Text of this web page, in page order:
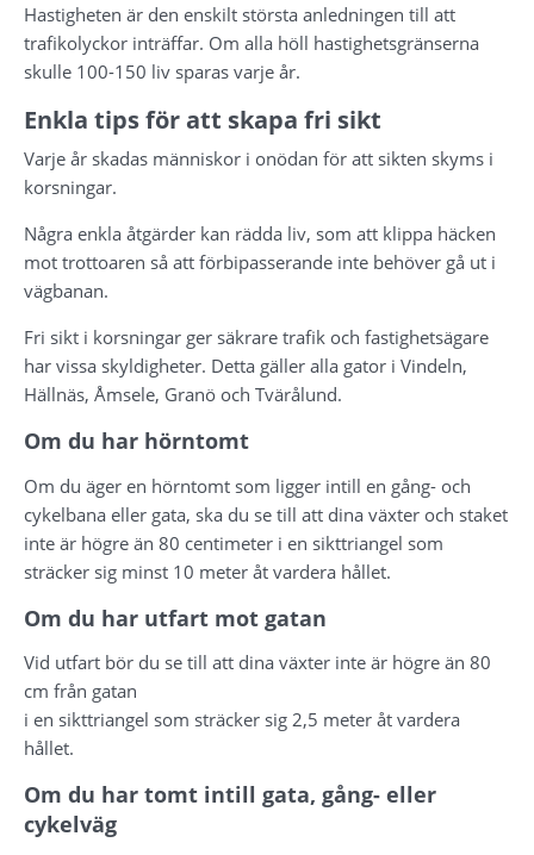
Hastigheten är den enskilt största anledningen till att
trafikolyckor inträffar. Om alla höll hastighetsgränserna
skulle 100-150 liv sparas varje år.
Enkla tips för att skapa fri sikt
Varje år skadas människor i onödan för att sikten skyms i
korsningar.
Några enkla åtgärder kan rädda liv, som att klippa häcken
mot trottoaren så att förbipasserande inte behöver gå ut i
vägbanan.
Fri sikt i korsningar ger säkrare trafik och fastighetsägare
har vissa skyldigheter. Detta gäller alla gator i Vindeln,
Hällnäs, Åmsele, Granö och Tvärålund.
Om du har hörntomt
Om du äger en hörntomt som ligger intill en gång- och
cykelbana eller gata, ska du se till att dina växter och staket
inte är högre än 80 centimeter i en sikttriangel som
sträcker sig minst 10 meter åt vardera hållet.
Om du har utfart mot gatan
Vid utfart bör du se till att dina växter inte är högre än 80
cm från gatan
i en sikttriangel som sträcker sig 2,5 meter åt vardera
hållet.
Om du har tomt intill gata, gång- eller
cykelväg